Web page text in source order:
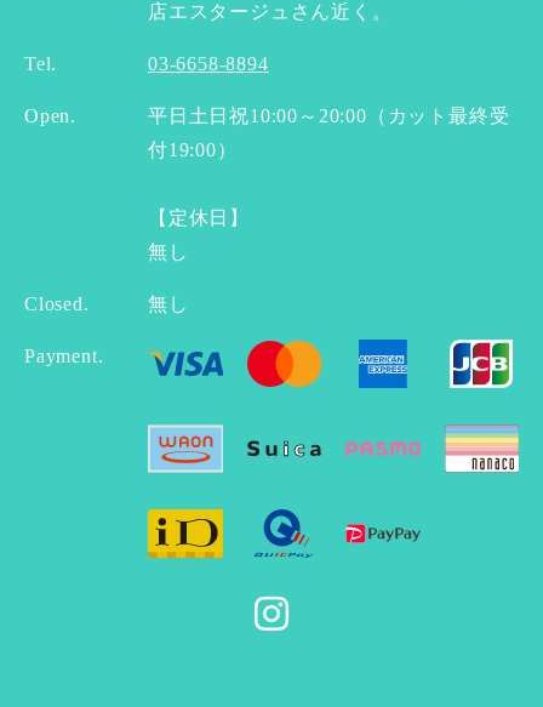
店エスタージュさん近く。
Tel. 03-6658-8894
Open.
平日土日祝10:00～20:00（カット最終受
付19:00）
【定休日】
無し
Closed. 無し
Payment.